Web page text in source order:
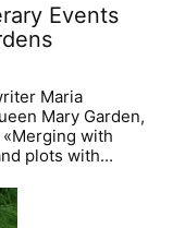
Events
Maria
Mary Garden,
with
plots with...